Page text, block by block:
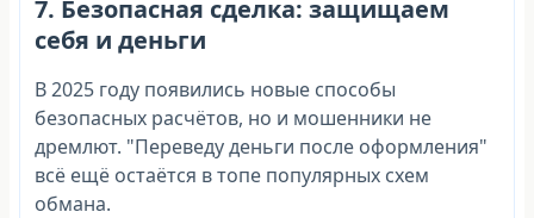
7. Безопасная сделка: защищаем
себя и деньги
В 2025 году появились новые способы
безопасных расчётов, но и мошенники не
дремлют. "Переведу деньги после оформления"
всё ещё остаётся в топе популярных схем
обмана.